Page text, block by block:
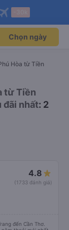
Mở app
Mở app
Chọn ngày
Hòa từ Tiền
từ Tiền
đãi nhất: 2
4.8
(1733 đánh giá)
đến Cần Thơ.